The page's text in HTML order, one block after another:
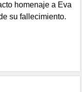
homenaje a Eva
su fallecimiento.